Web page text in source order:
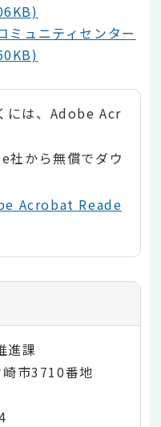
ミュニティセンター
には、Adobe Acr
社から無償でダウ
Acrobat Reade
進課
市3710番地